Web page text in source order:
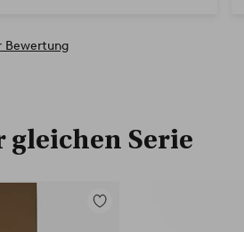
Bewertung
gleichen Serie
Zu